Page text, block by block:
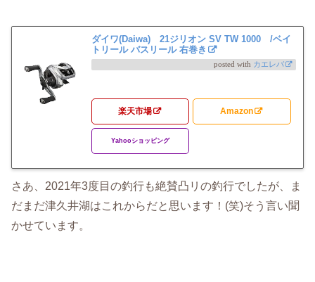
ダイワ(Daiwa) 21ジリオン SV TW 1000 /ベイ
トリール バスリール 右巻き
posted with カエレバ
楽天市場 Amazon
Yahooショッピング
さあ、2021年3度目の釣行も絶賛凸リの釣行でしたが、ま
だまだ津久井湖はこれからだと思います！(笑)そう言い聞
かせています。